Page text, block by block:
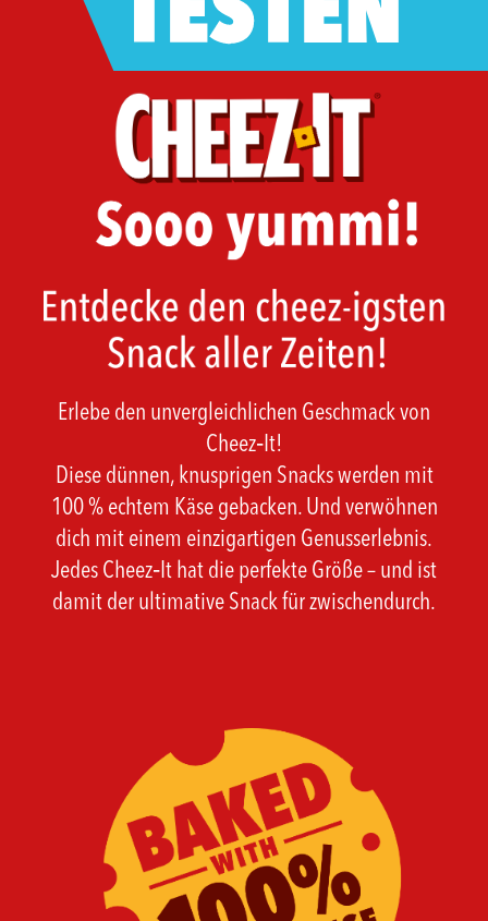
Erlebe den unvergleichlichen Geschmack von
Cheez‑It!
Diese dünnen, knusprigen Snacks werden mit
100 % echtem Käse gebacken. Und verwöhnen
dich mit einem einzigartigen Genusserlebnis.
Jedes Cheez‑It hat die perfekte Größe – und ist
damit der ultimative Snack für zwischendurch.